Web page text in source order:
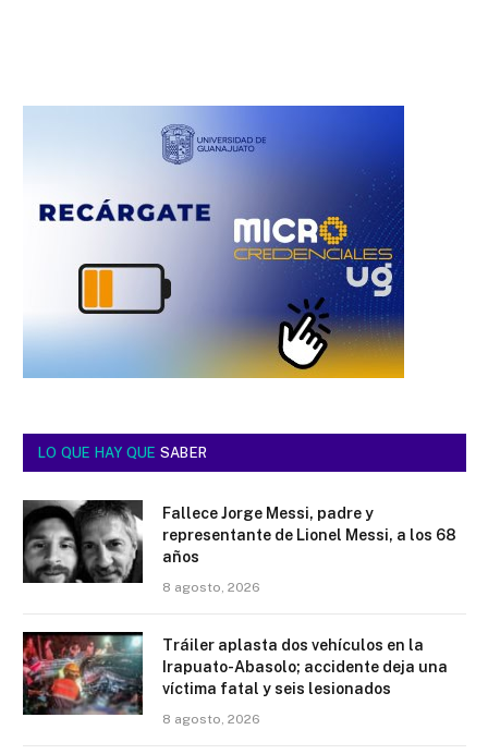
LO QUE HAY QUE SABER
Fallece Jorge Messi, padre y
representante de Lionel Messi, a los 68
años
8 agosto, 2026
Tráiler aplasta dos vehículos en la
Irapuato-Abasolo; accidente deja una
víctima fatal y seis lesionados
8 agosto, 2026